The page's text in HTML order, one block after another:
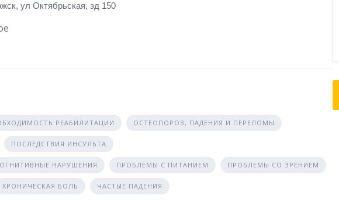
ул Октябрьская, зд 150
РЕАБИЛИТАЦИИ ОСТЕОПОРОЗ, ПАДЕНИЯ И ПЕРЕЛОМЫ
ПОСЛЕДСТВИЯ ИНСУЛЬТА
НАРУШЕНИЯ ПРОБЛЕМЫ С ПИТАНИЕМ ПРОБЛЕМЫ СО ЗРЕНИЕМ
ХРОНИЧЕСКАЯ БОЛЬ ЧАСТЫЕ ПАДЕНИЯ